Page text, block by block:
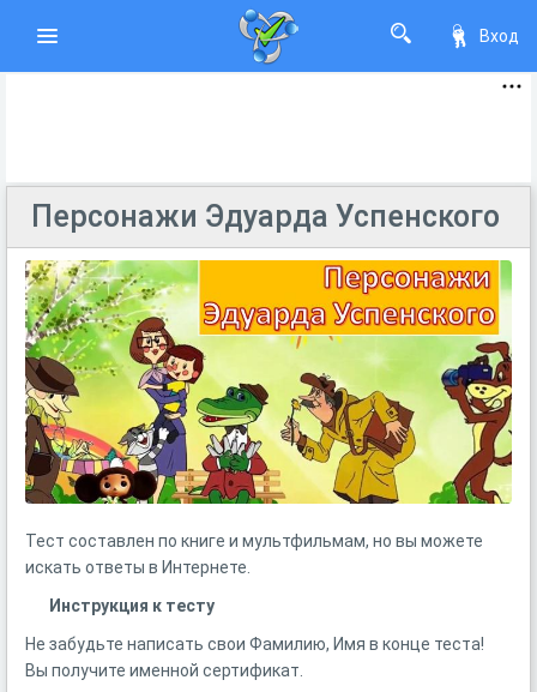
Вход
Персонажи Эдуарда Успенского
Тест составлен по книге и мультфильмам, но вы можете
искать ответы в Интернете.
Инструкция к тесту
Не забудьте написать свои Фамилию, Имя в конце теста!
Вы получите именной сертификат.